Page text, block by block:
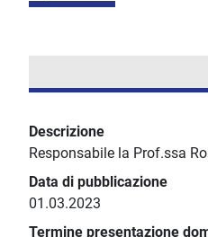
Descrizione
Responsabile la Prof.ssa
Data di pubblicazione
01.03.2023
Termine presentazione